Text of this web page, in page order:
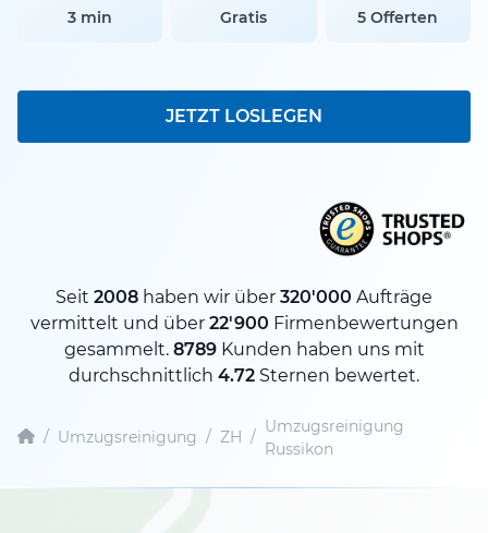
3 min Gratis 5 Offerten
JETZT LOSLEGEN
Seit 2008 haben wir über 320'000 Aufträge
vermittelt und über 22'900 Firmenbewertungen
gesammelt. 8789Kunden haben uns mit
durchschnittlich 4.72 Sternen bewertet.
/ Umzugsreinigung / ZH /
Umzugsreinigung
Russikon